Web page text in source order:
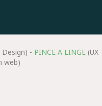
Design) - PINCE A LINGE(UX
web)